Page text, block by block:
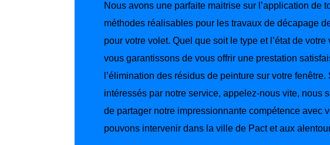
Nous avons une parfaite maitrise sur l’application de
méthodes réalisables pour les travaux de décapage
pour votre volet. Quel que soit le type et l’état de votre
vous garantissons de vous offrir une prestation
l’élimination des résidus de peinture sur votre fenêtre.
intéressés par notre service, appelez-nous vite, nous
de partager notre impressionnante compétence avec
pouvons intervenir dans la ville de Pact et aux